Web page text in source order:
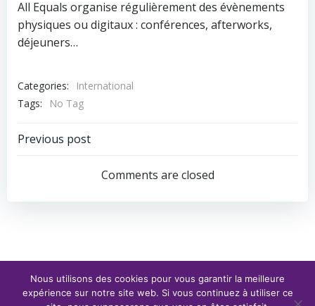
All Equals organise régulièrement des évènements
physiques ou digitaux : conférences, afterworks,
déjeuners…
Categories:
International
Tags:
No Tag
Post
navigation
Previous post
Comments are closed
Nous utilisons des cookies pour vous garantir la meilleure
expérience sur notre site web. Si vous continuez à utiliser ce